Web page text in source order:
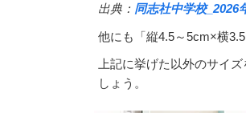
出典： 同志社中学校_2026
他にも「縦4.5～5cm×横
上記に挙げた以外のサイ
しょう。